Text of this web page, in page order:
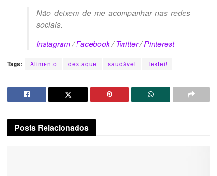
Não deixem de me acompanhar nas redes
sociais.
Instagram/Facebook/Twitter/Pinterest
Tags: Alimento destaque saudável Testei!
Posts Relacionados